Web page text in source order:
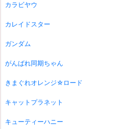
カラビヤウ
カレイドスター
ガンダム
がんばれ同期ちゃん
きまぐれオレンジ☆ロード
キャットプラネット
キューティーハニー